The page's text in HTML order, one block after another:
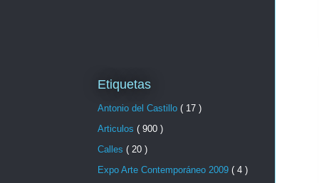
Etiquetas
Antonio del Castillo ( 17 )
Articulos ( 900 )
Calles ( 20 )
Expo Arte Contemporáneo 2009 ( 4 )